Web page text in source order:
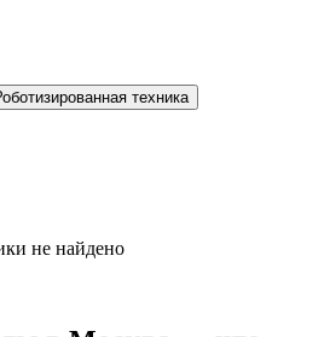
техника
не найдено